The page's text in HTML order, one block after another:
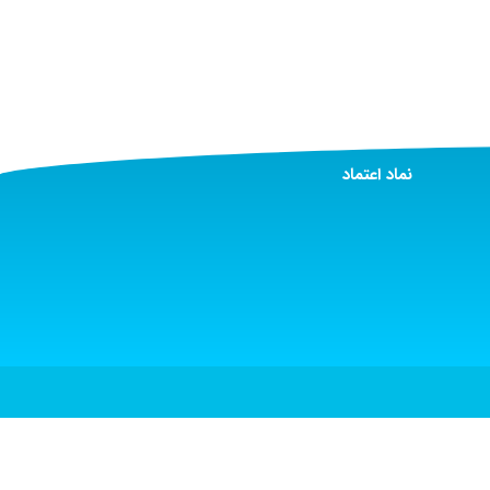
نماد اعتماد